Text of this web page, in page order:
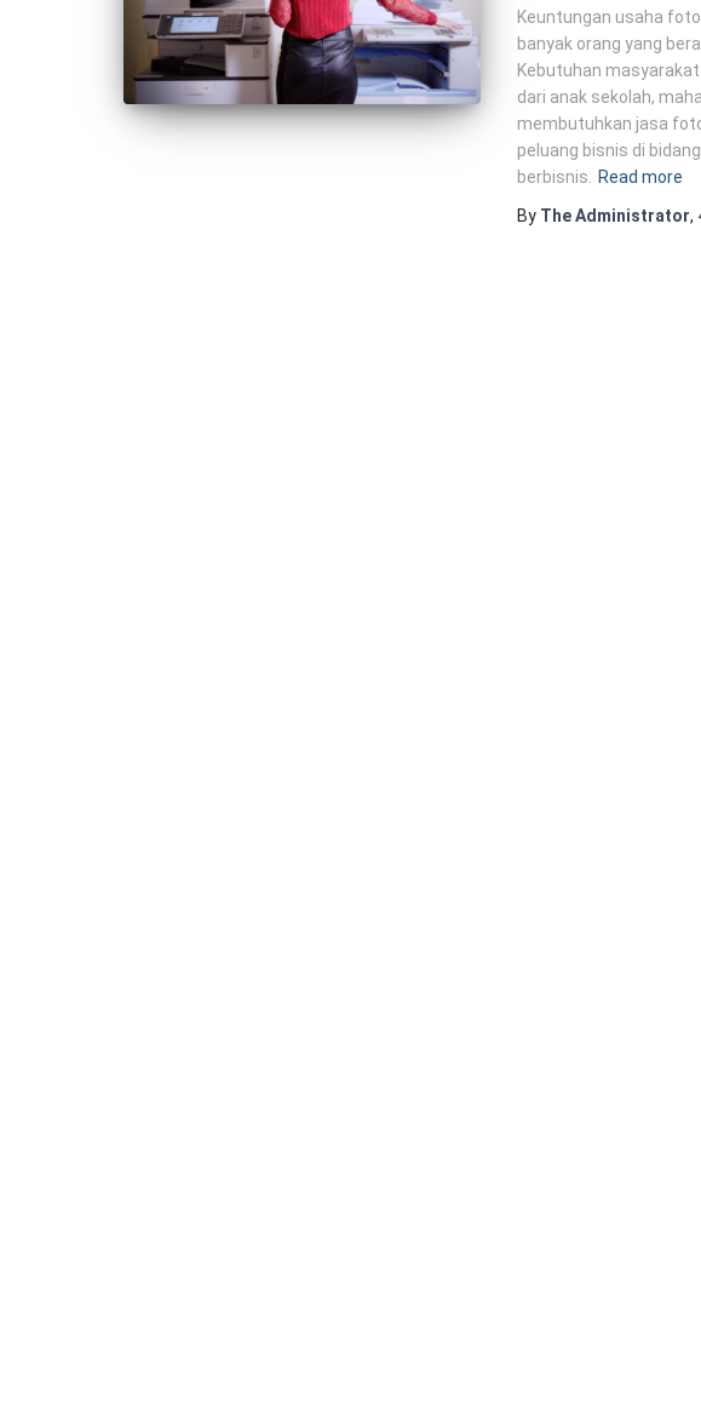
Keuntungan usaha
banyak orang yang
Kebutuhan
dari anak sekolah,
membutuhkan jasa
peluang bisnis di
berbisnis.
Read more
By The Administrator,